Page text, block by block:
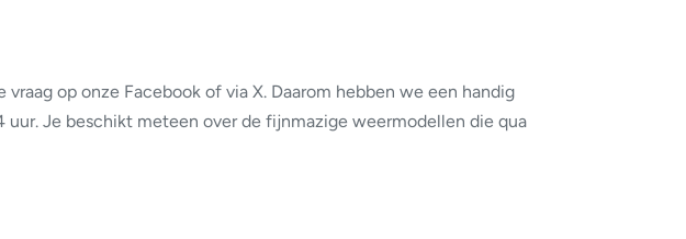
op onze Facebook of via X. Daarom hebben we een handig
Je beschikt meteen over de fijnmazige weermodellen die qua